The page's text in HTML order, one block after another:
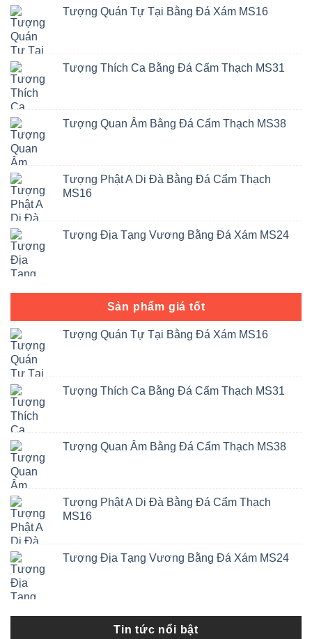
Tượng Quán Tự Tại Bằng Đá Xám MS16
Tượng Thích Ca Bằng Đá Cẩm Thạch MS31
Tượng Quan Âm Bằng Đá Cẩm Thạch MS38
Tượng Phật A Di Đà Bằng Đá Cẩm Thạch
MS16
Tượng Địa Tạng Vương Bằng Đá Xám MS24
Sản phẩm giá tốt
Tượng Quán Tự Tại Bằng Đá Xám MS16
Tượng Thích Ca Bằng Đá Cẩm Thạch MS31
Tượng Quan Âm Bằng Đá Cẩm Thạch MS38
Tượng Phật A Di Đà Bằng Đá Cẩm Thạch
MS16
Tượng Địa Tạng Vương Bằng Đá Xám MS24
Tin tức nổi bật